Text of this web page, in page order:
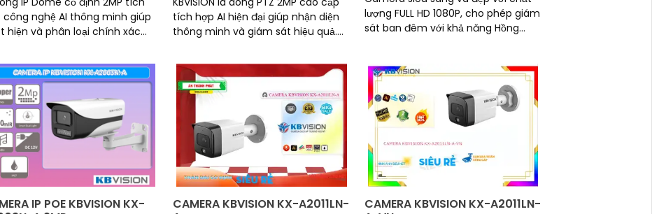
công nghệ AI thông minh giúp
hiện và phân loại chính xác
ngoại 40m, chuẩn IP67, IK10,
sét 5000V và hỗ trợ PoE,
hoạt động ổn định trong
điều kiện môi trường
tích hợp AI hiện đại giúp nhận diện
thông minh và giám sát hiệu quả.
zoom quang 25x và tầm nhìn hồng
ngoại 150m, camera đảm bảo hình
ảnh sắc nét trong mọi điều kiện
lượng FULL HD 1080P, cho phép giám
sát ban đêm với khả năng Hồng
dễ dàng kết nối và đảm bảo độ ổn
định
IP POE KBVISION KX-
CAMERA KBVISION KX-A2011LN-
CAMERA KBVISION KX-A2011LN-